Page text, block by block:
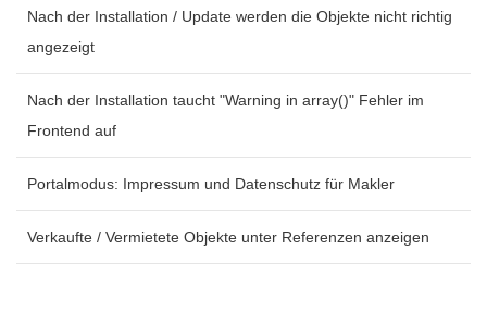
Nach der Installation / Update werden die Objekte nicht richtig
angezeigt
Nach der Installation taucht "Warning in array()" Fehler im
Frontend auf
Portalmodus: Impressum und Datenschutz für Makler
Verkaufte / Vermietete Objekte unter Referenzen anzeigen